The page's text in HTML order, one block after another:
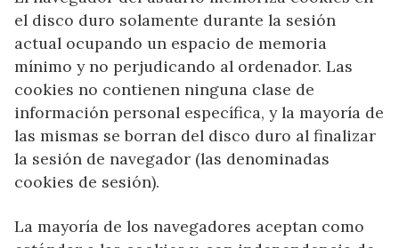
el disco duro solamente durante la sesión
actual ocupando un espacio de memoria
mínimo y no perjudicando al ordenador. Las
cookies no contienen ninguna clase de
información personal específica, y la mayoría de
las mismas se borran del disco duro al finalizar
la sesión de navegador (las denominadas
cookies de sesión).
La mayoría de los navegadores aceptan como